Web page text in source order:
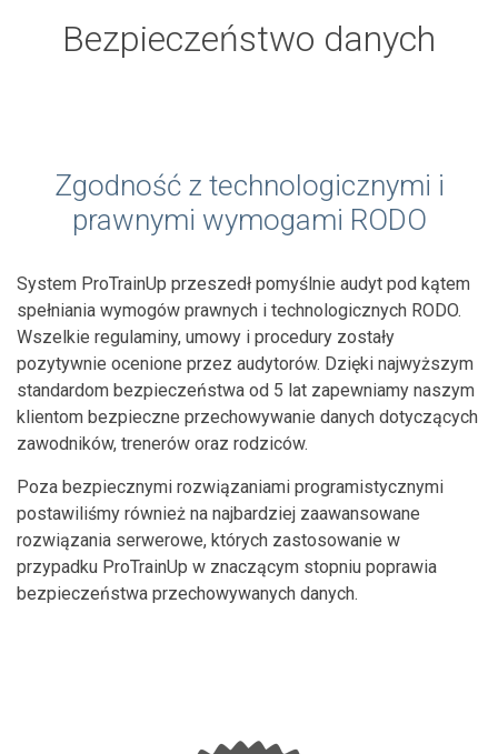
Bezpieczeństwo danych
Zgodność z technologicznymi i
prawnymi wymogami RODO
System ProTrainUp przeszedł pomyślnie audyt pod kątem
spełniania wymogów prawnych i technologicznych RODO.
Wszelkie regulaminy, umowy i procedury zostały
pozytywnie ocenione przez audytorów. Dzięki najwyższym
standardom bezpieczeństwa od 5 lat zapewniamy naszym
klientom bezpieczne przechowywanie danych dotyczących
zawodników, trenerów oraz rodziców.
Poza bezpiecznymi rozwiązaniami programistycznymi
postawiliśmy również na najbardziej zaawansowane
rozwiązania serwerowe, których zastosowanie w
przypadku ProTrainUp w znaczącym stopniu poprawia
bezpieczeństwa przechowywanych danych.